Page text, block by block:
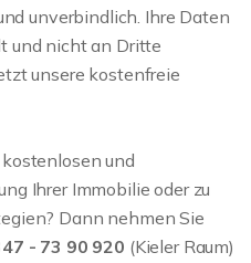
unverbindlich. Ihre Daten
und nicht an Dritte
unsere kostenfreie
und
Ihrer Immobilie oder zu
Dann nehmen Sie
- 73 90 920 (Kieler Raum)